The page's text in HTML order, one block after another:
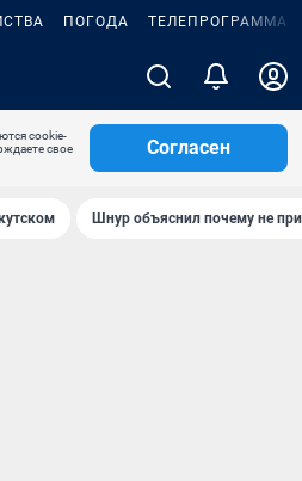
ПОГОДА ТЕЛЕПРОГРАММА
cookie-
свое
Согласен
Шнур объяснил почему не